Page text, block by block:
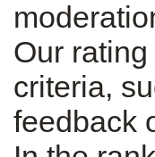
Our
criteria,
feedback